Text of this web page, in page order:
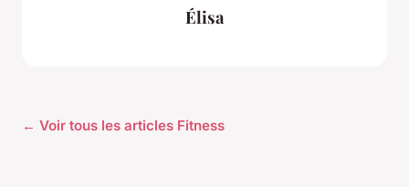
Élisa
← Voir tous les articles Fitness